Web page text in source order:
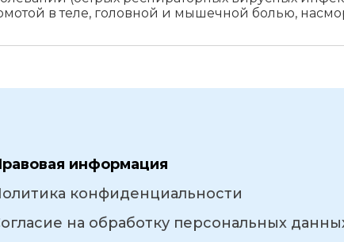
в теле, головной и мышечной болью,
информация
конфиденциальности
на обработку персональных